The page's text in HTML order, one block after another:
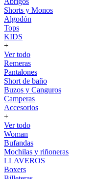
Shorts y Monos
Algodón
Tops
KIDS
+
Ver todo
Remeras
Pantalones
Short de baño
Buzos y Canguros
Camperas
Accesorios
+
Ver todo
Woman
Bufandas
Mochilas y riñoneras
LLAVEROS
Boxers